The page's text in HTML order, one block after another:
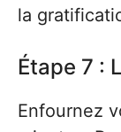
la
Étape 7 :
Enfournez